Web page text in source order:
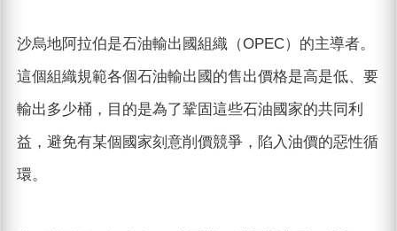
沙烏地阿拉伯是石油輸出國組織（OPEC）的主導者。
這個組織規範各個石油輸出國的售出價格是高是低、要
輸出多少桶，目的是為了鞏固這些石油國家的共同利
益，避免有某個國家刻意削價競爭，陷入油價的惡性循
環。